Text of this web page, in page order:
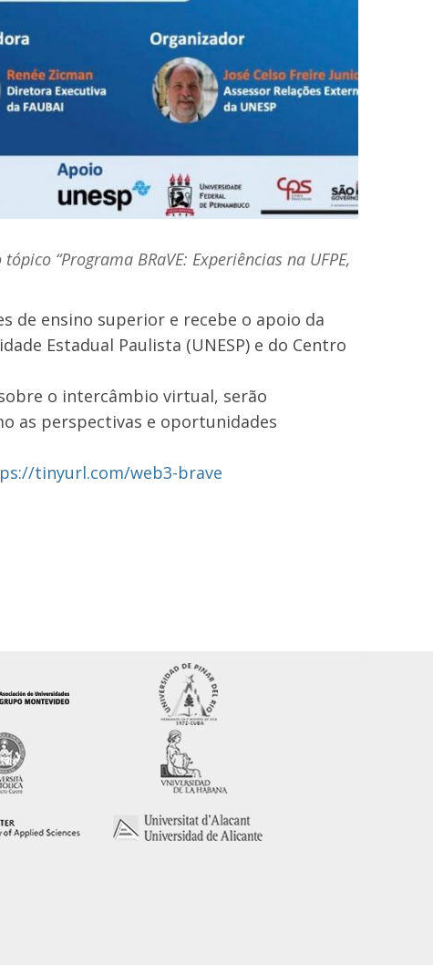
“Programa BRaVE: Experiências na UFPE,
de ensino superior e recebe o apoio da
Estadual Paulista (UNESP) e do Centro
o intercâmbio virtual, serão
as perspectivas e oportunidades
tinyurl.com/web3-brave